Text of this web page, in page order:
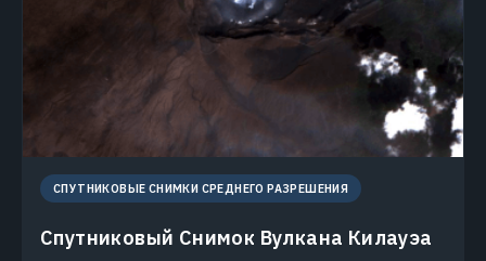
СПУТНИКОВЫЕ СНИМКИ СРЕДНЕГО РАЗРЕШЕНИЯ
Спутниковый Снимок Вулкана Килауэа